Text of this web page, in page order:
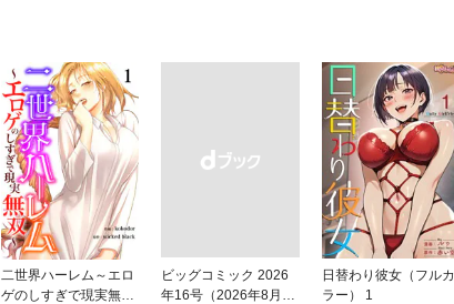
二世界ハーレム～エロ
ゲのしすぎで現実無双
ビッグコミック 2026
年16号（2026年8月7
日替わり彼女（フルカ
ラー） 1